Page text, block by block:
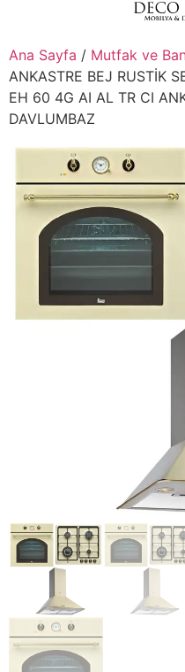
Ana Sayfa / Mutfak ve
ANKASTRE BEJ RUSTİK
EH 60 4G AI AL TR CI
DAVLUMBAZ